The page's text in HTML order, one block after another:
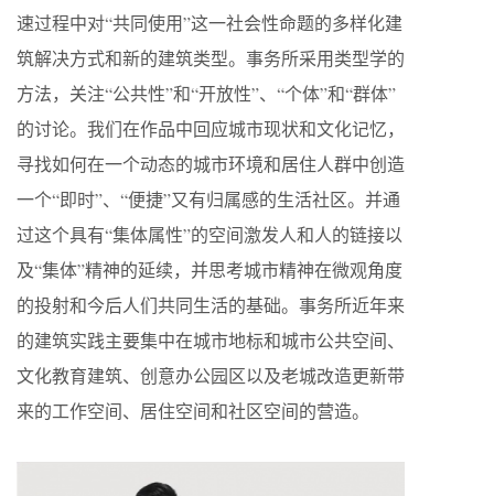
速过程中对“共同使用”这一社会性命题的多样化建
筑解决方式和新的建筑类型。事务所采用类型学的
方法，关注“公共性”和“开放性”、“个体”和“群体”
的讨论。我们在作品中回应城市现状和文化记忆，
寻找如何在一个动态的城市环境和居住人群中创造
一个“即时”、“便捷”又有归属感的生活社区。并通
过这个具有“集体属性”的空间激发人和人的链接以
及“集体”精神的延续，并思考城市精神在微观角度
的投射和今后人们共同生活的基础。事务所近年来
的建筑实践主要集中在城市地标和城市公共空间、
文化教育建筑、创意办公园区以及老城改造更新带
来的工作空间、居住空间和社区空间的营造。